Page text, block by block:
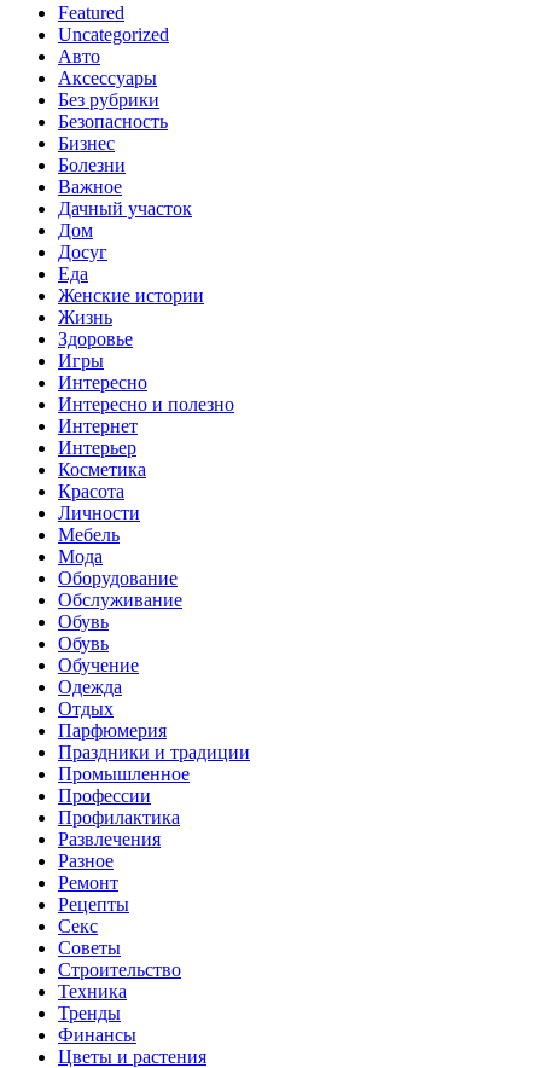
Featured
Uncategorized
Авто
Аксессуары
Без рубрики
Безопасность
Бизнес
Болезни
Важное
Дачный участок
Дом
Досуг
Еда
Женские истории
Жизнь
Здоровье
Игры
Интересно
Интересно и полезно
Интернет
Интерьер
Косметика
Красота
Личности
Мебель
Мода
Оборудование
Обслуживание
Обувь
Обувь
Обучение
Одежда
Отдых
Парфюмерия
Праздники и традиции
Промышленное
Профессии
Профилактика
Развлечения
Разное
Ремонт
Рецепты
Секс
Советы
Строительство
Техника
Тренды
Финансы
Цветы и растения